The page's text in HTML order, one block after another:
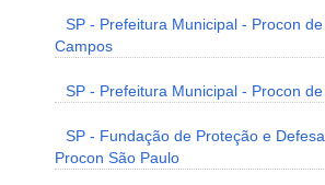
SP - Prefeitura Municipal - Procon
Campos
SP - Prefeitura Municipal - Procon
SP - Fundação de Proteção e
Procon São Paulo